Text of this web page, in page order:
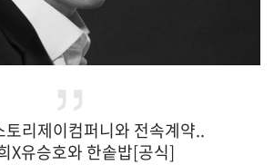
토리제이컴퍼니와 전속계약..
X유승호와 한솥밥[공식]